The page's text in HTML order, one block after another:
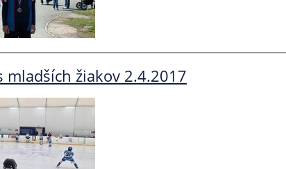
mladších žiakov 2.4.2017